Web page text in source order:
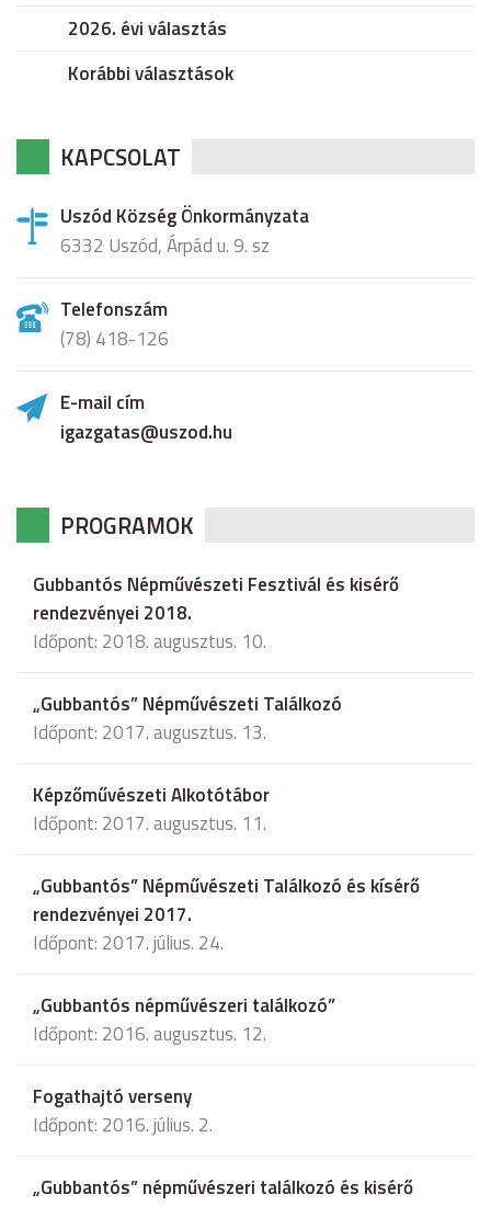
2026. évi választás
Korábbi választások
KAPCSOLAT
Uszód Község Önkormányzata
6332 Uszód, Árpád u. 9. sz
Telefonszám
(78) 418-126
E-mail cím
igazgatas@uszod.hu
PROGRAMOK
Gubbantós Népművészeti Fesztivál és kisérő
rendezvényei 2018.
Időpont: 2018. augusztus. 10.
„Gubbantós” Népművészeti Találkozó
Időpont: 2017. augusztus. 13.
Képzőművészeti Alkotótábor
Időpont: 2017. augusztus. 11.
„Gubbantós” Népművészeti Találkozó és kísérő
rendezvényei 2017.
Időpont: 2017. július. 24.
„Gubbantós népművészeri találkozó”
Időpont: 2016. augusztus. 12.
Fogathajtó verseny
Időpont: 2016. július. 2.
„Gubbantós” népművészeri találkozó és kisérő